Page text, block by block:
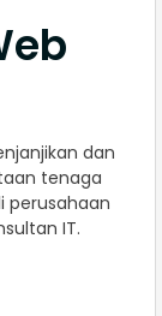
dan
tenaga
perusahaan
IT.